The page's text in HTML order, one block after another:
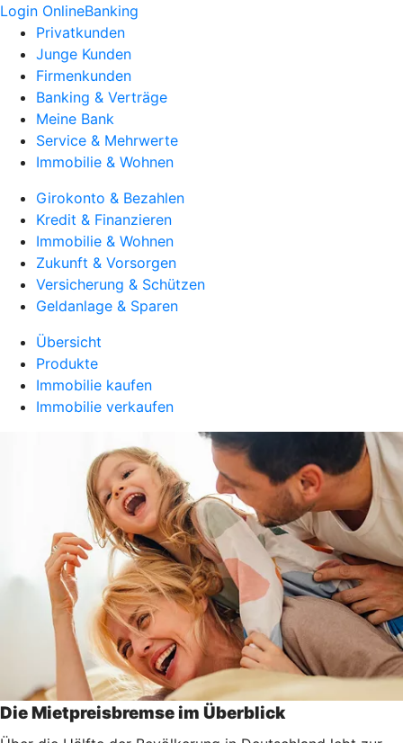
Login OnlineBanking
Privatkunden
Junge Kunden
Firmenkunden
Banking & Verträge
Meine Bank
Service & Mehrwerte
Immobilie & Wohnen
Girokonto & Bezahlen
Kredit & Finanzieren
Immobilie & Wohnen
Zukunft & Vorsorgen
Versicherung & Schützen
Geldanlage & Sparen
Übersicht
Produkte
Immobilie kaufen
Immobilie verkaufen
Die Mietpreisbremse im Überblick